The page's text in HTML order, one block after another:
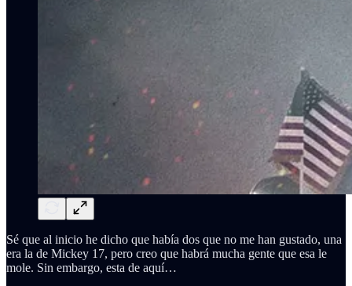
Sé que al inicio he dicho que había dos que no me han gustado, una
era la de Mickey 17, pero creo que habrá mucha gente que esa le
mole. Sin embargo, esta de aquí…